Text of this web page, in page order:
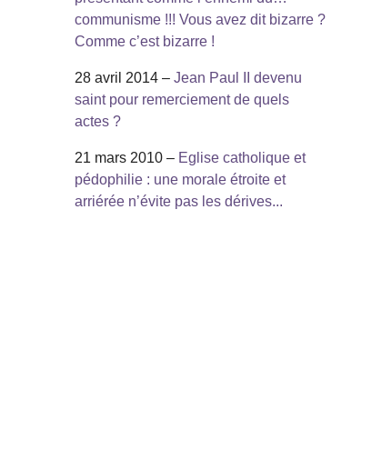
communisme !!! Vous avez dit bizarre ?
Comme c’est bizarre !
28 avril 2014 – Jean Paul II devenu
saint pour remerciement de quels
actes ?
21 mars 2010 – Eglise catholique et
pédophilie : une morale étroite et
arriérée n’évite pas les dérives...